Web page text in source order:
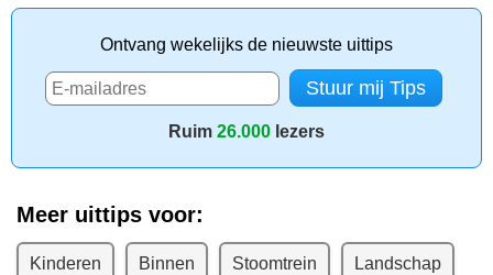
Ontvang wekelijks de nieuwste uittips
Ruim 26.000 lezers
Meer uittips voor:
Kinderen Binnen Stoomtrein Landschap